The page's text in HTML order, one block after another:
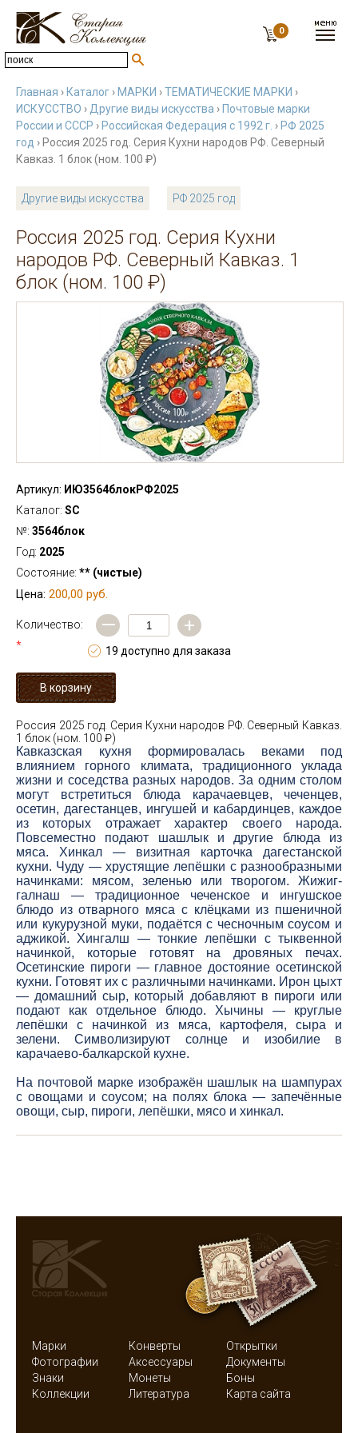
0
Главная › Каталог › МАРКИ ›ТЕМАТИЧЕСКИЕ МАРКИ ›
ИСКУССТВО › Другие виды искусства › Почтовые марки
России и СССР › Российская Федерация с 1992 г. › РФ 2025
год › Россия 2025 год. Серия Кухни народов РФ. Северный
Кавказ. 1 блок (ном. 100 ₽)
Другие виды искусства РФ 2025 год
Россия 2025 год. Серия Кухни
народов РФ. Северный Кавказ. 1
блок (ном. 100 ₽)
Артикул: ИЮ3564блокРФ2025
Каталог: SC
№: 3564блок
Год: 2025
Состояние: ** (чистые)
Цена: 200,00 руб.
Количество:
*
— +
19 доступно для заказа
Россия 2025 год. Серия Кухни народов РФ. Северный Кавказ.
1 блок (ном. 100 ₽)
Кавказская кухня формировалась веками под
влиянием горного климата, традиционного уклада
жизни и соседства разных народов. За одним столом
могут встретиться блюда карачаевцев, чеченцев,
осетин, дагестанцев, ингушей и кабардинцев, каждое
из которых отражает характер своего народа.
Повсеместно подают шашлык и другие блюда из
мяса. Хинкал — визитная карточка дагестанской
кухни. Чуду — хрустящие лепёшки с разнообразными
начинками: мясом, зеленью или творогом. Жижиг-
галнаш — традиционное чеченское и ингушское
блюдо из отварного мяса с клёцками из пшеничной
или кукурузной муки, подаётся с чесночным соусом и
аджикой. Хингалш — тонкие лепёшки с тыквенной
начинкой, которые готовят на дровяных печах.
Осетинские пироги — главное достояние осетинской
кухни. Готовят их с различными начинками. Ирон цыхт
— домашний сыр, который добавляют в пироги или
подают как отдельное блюдо. Хычины — круглые
лепёшки с начинкой из мяса, картофеля, сыра и
зелени. Символизируют солнце и изобилие в
карачаево-балкарской кухне.
На почтовой марке изображён шашлык на шампурах
с овощами и соусом; на полях блока — запечённые
овощи, сыр, пироги, лепёшки, мясо и хинкал.
Марки Конверты
Открытки
Фотографии
Аксессуары
Документы
Знаки
Монеты
Боны
Коллекции
Литература Карта сайта